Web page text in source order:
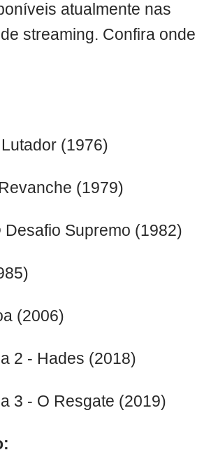
atualmente nas
streaming. Confira onde
(1976)
(1979)
Desafio Supremo (1982)
(2006)
2 - Hades (2018)
3 - O Resgate (2019)